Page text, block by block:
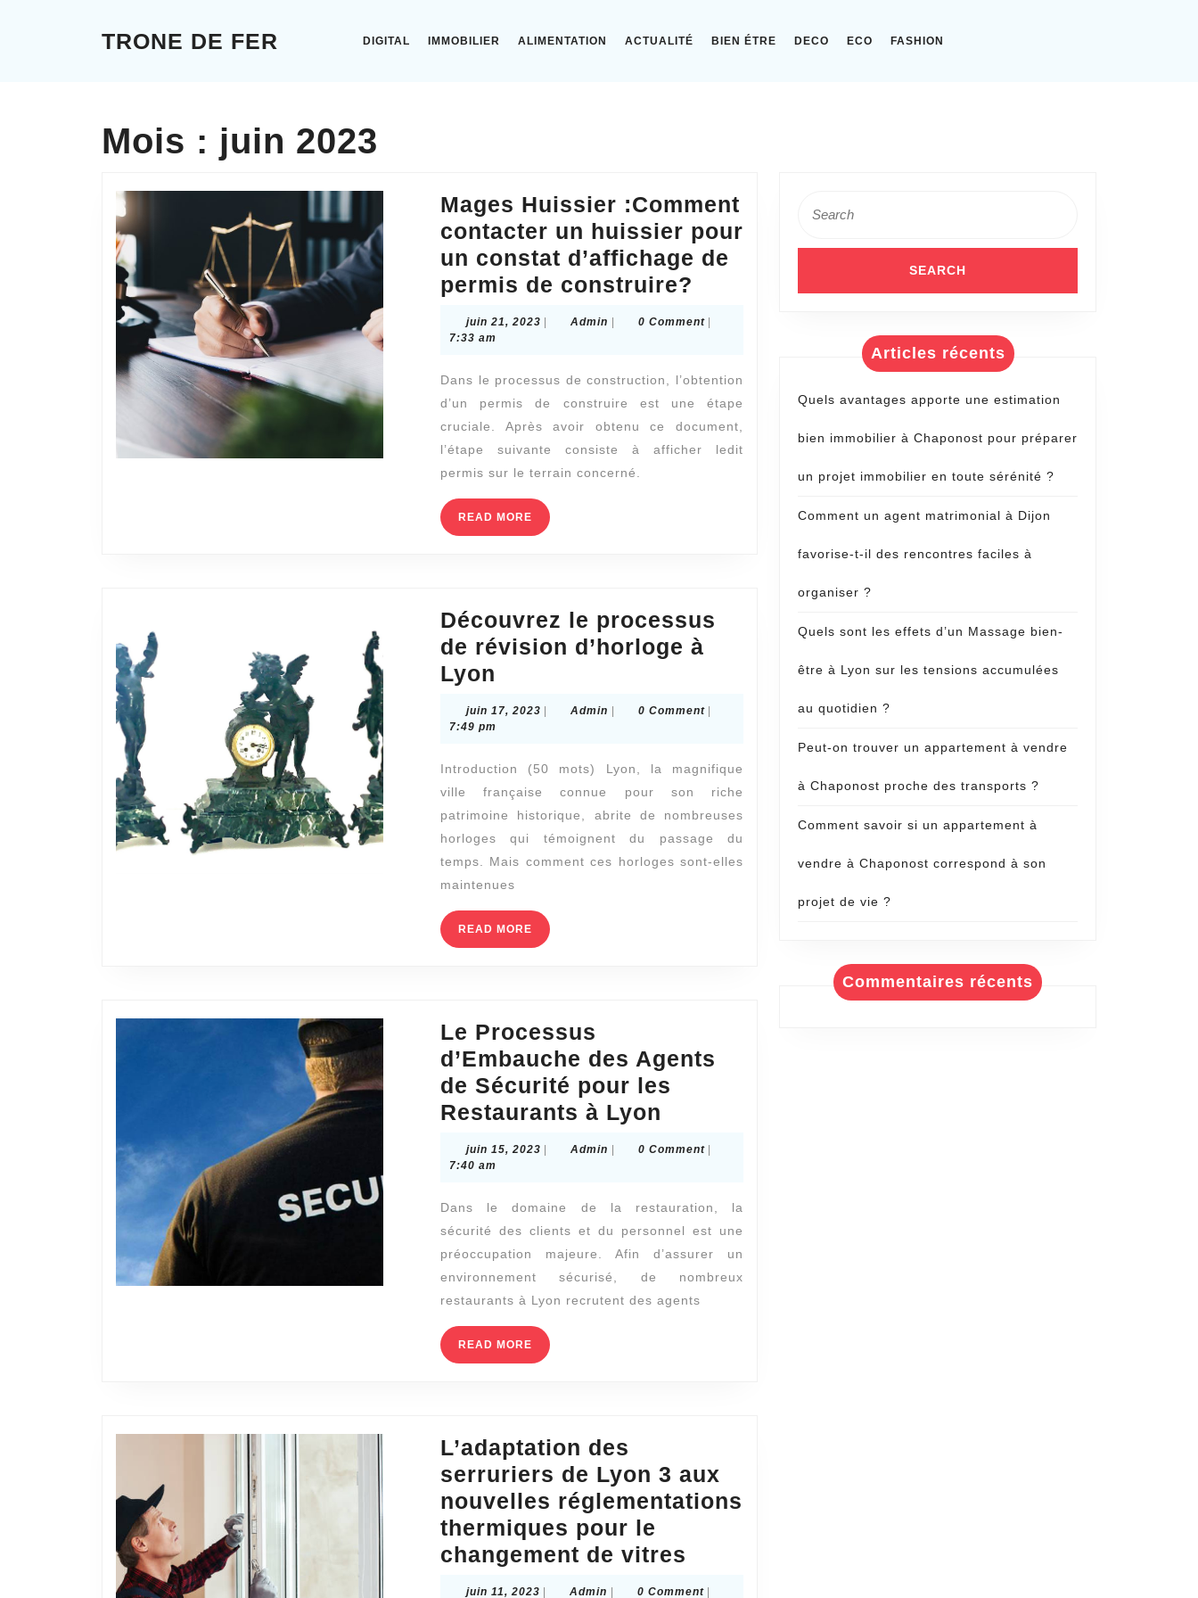
TRONE DE FER DIGITAL IMMOBILIER ALIMENTATION ACTUALITÉ BIEN ÉTRE DECO ECO FASHION
Mois : juin 2023
Mages Huissier :Comment
contacter un huissier pour
un constat d’affichage de
permis de construire?
un
huissier
pour
d’affichage
construire?
juin 21, 2023 juin
Admin Admin0 Comment
7:33 am
Dans le processus de construction, l’obtention
d’un permis de construire est une étape
cruciale. Après avoir obtenu ce document,
l’étape suivante consiste à afficher ledit
permis sur le terrain concerné.
READ MORE READ
MORE
Découvrez le processus
de révision d’horloge à
Lyon
processus
révision
d’horloge
Lyon
juin 17, 2023 juin
Admin Admin0 Comment
7:49 pm
Introduction (50 mots) Lyon, la magnifique
ville française connue pour son riche
patrimoine historique, abrite de nombreuses
horloges qui témoignent du passage du
temps. Mais comment ces horloges sont-elles
maintenues
READ MORE READ
MORE
Le Processus
d’Embauche des Agents
de Sécurité pour les
Restaurants à Lyon
d’Embauche
Agents
de
Sécurité
pour
juin 15, 2023 juin
| Admin Admin
| 0 Comment |
7:40 am
Dans le domaine de la restauration, la
sécurité des clients et du personnel est une
préoccupation majeure. Afin d’assurer un
environnement sécurisé, de nombreux
restaurants à Lyon recrutent des agents
READ MORE READ
MORE
L’adaptation des
serruriers de Lyon 3 aux
nouvelles réglementations
thermiques pour le
changement de vitres
juin 11, 2023 juin
| Admin Admin
| 0 Comment |
for:
Articles récents
Quels avantages apporte une estimation
bien immobilier à Chaponost pour préparer
un projet immobilier en toute sérénité ?
Comment un agent matrimonial à Dijon
favorise-t-il des rencontres faciles à
organiser ?
Quels sont les effets d’un Massage bien-
être à Lyon sur les tensions accumulées
au quotidien ?
Peut-on trouver un appartement à vendre
à Chaponost proche des transports ?
Comment savoir si un appartement à
vendre à Chaponost correspond à son
projet de vie ?
Commentaires récents